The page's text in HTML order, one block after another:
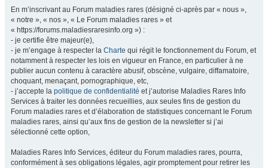
En m’inscrivant au Forum maladies rares (désigné ci-après par « nous »,
« notre », « nos », « Le Forum maladies rares » et
« https://forums.maladiesraresinfo.org ») :
- je certifie être majeur(e),
- je m’engage à respecter la Charte qui régit le fonctionnement du Forum, et
notamment à respecter les lois en vigueur en France, en particulier à ne
publier aucun contenu à caractère abusif, obscène, vulgaire, diffamatoire,
choquant, menaçant, pornographique, etc,
- j’accepte la politique de confidentialité et j’autorise Maladies Rares Info
Services à traiter les données recueillies, aux seules fins de gestion du
Forum maladies rares et d’élaboration de statistiques concernant le Forum
maladies rares, ainsi qu’aux fins de gestion de la newsletter si j’ai
sélectionné cette option,
Maladies Rares Info Services, éditeur du Forum maladies rares, pourra,
conformément à ses obligations légales, agir promptement pour retirer les